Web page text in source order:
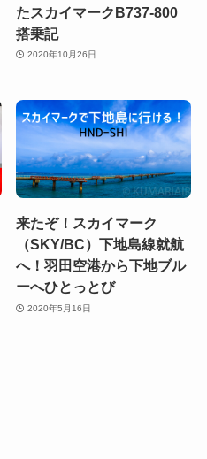
たスカイマークB737-800
搭乗記
2020年10月26日
来たぞ！スカイマーク
（SKY/BC）下地島線就航
へ！羽田空港から下地ブル
ーへひとっとび
2020年5月16日